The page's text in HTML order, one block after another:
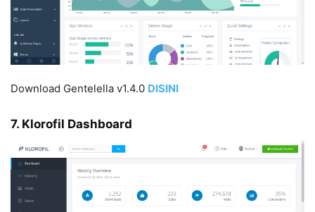
Download Gentelella v1.4.0 DISINI
7. Klorofil Dashboard